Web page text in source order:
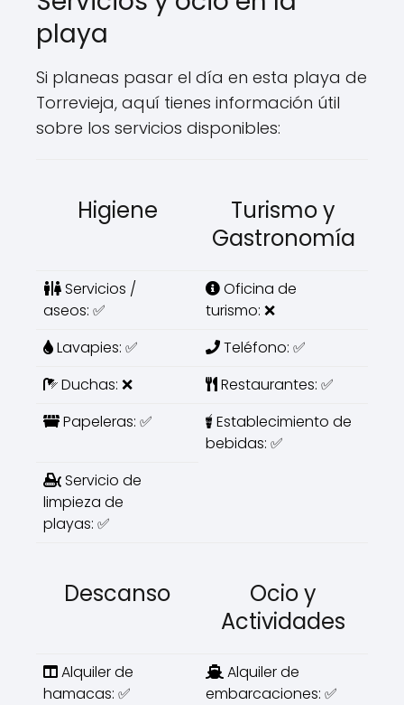
playa
Si planeas pasar el día en esta playa de
Torrevieja, aquí tienes información útil
sobre los servicios disponibles:
Higiene
Turismo y
Gastronomía
Servicios /
aseos: ✅
Oficina de
turismo: ❌
Lavapies: ✅
Teléfono: ✅
Duchas: ❌
Restaurantes: ✅
Papeleras: ✅
Establecimiento de
bebidas: ✅
Servicio de
limpieza de
playas: ✅
Descanso
Ocio y
Actividades
Alquiler de
hamacas: ✅
Alquiler de
embarcaciones: ✅